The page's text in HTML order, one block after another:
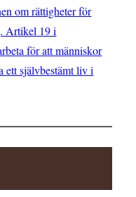
om rättigheter för
Artikel 19 i
för att människor
ett självbestämt liv i